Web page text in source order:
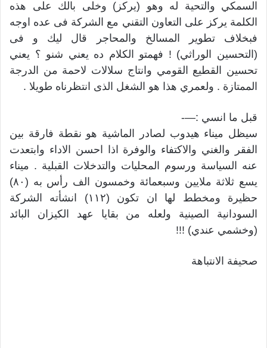
السمكي والتحية له وهو (يركز) وخلى بالك على هذه
الكلمة يركز على التعاون التقني مع الشركة فى عده اوجه
فبخلاف تطوير المسالخ والمحاجر قال ليك و فى
(التحسين الوراثي) ! فهمتو الكلام ده يعني شنو ؟ يعني
تحسين القطيع القومي وانتاج سلالات لاحمة من الدرجة
الممتازة . ولعمري هذا هو الشغل الذى انتظرناه طويلا .
قبل ما انسي :—-
سيظل ميناء هيدوب لصادر الماشية هو نقطة فارقة بين
الفقر والغني والاكتفاء والوفرة اذا احسن الاداء وابتعدت
عنه السياسة ورسوم المحليات والتدخلات القبلية . ميناء
يسع ثلاثة ملايين وسبعمائة وخمسون الف رأس به (٨٠)
حظيرة ومخطط لها ان تكون (١١٢) انشأته الشركة
السودانية الصينية ولعله من بقايا عهد الكيزان البائد
(وخشمي عندي) !!!
صحيفة الانتباهة